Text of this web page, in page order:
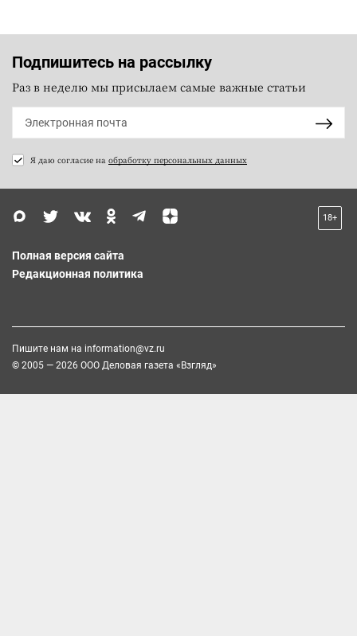
Подпишитесь на рассылку
Раз в неделю мы присылаем самые важные статьи
Я даю согласие на обработку персональных данных
18+
Полная версия сайта
Редакционная политика
Пишите нам на information@vz.ru
© 2005 — 2026 ООО Деловая газета «Взгляд»